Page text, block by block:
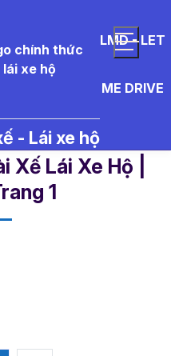
LMD - LET
ME DRIVE
- Lái xe hộ
Lái Xe Hộ |
1​